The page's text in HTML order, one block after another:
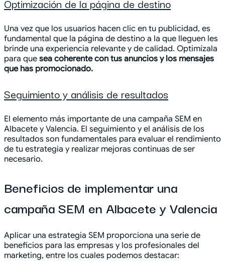
Optimización de la página de destino
Una vez que los usuarios hacen clic en tu publicidad, es
fundamental que la página de destino a la que lleguen les
brinde una experiencia relevante y de calidad. Optimízala
para que sea coherente con tus anuncios y los mensajes
que has promocionado.
Seguimiento y análisis de resultados
El elemento más importante de una campaña SEM en
Albacete y Valencia. El seguimiento y el análisis de los
resultados son fundamentales para evaluar el rendimiento
de tu estrategia y realizar mejoras continuas de ser
necesario.
Beneficios de implementar una
campaña SEM en Albacete y Valencia
Aplicar una estrategia SEM proporciona una serie de
beneficios para las empresas y los profesionales del
marketing, entre los cuales podemos destacar: